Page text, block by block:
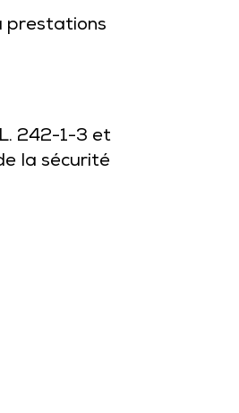
prestations
242-1-3 et
la sécurité